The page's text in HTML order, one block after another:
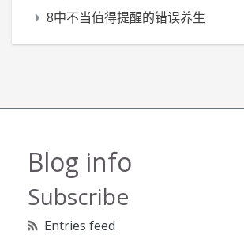
8中不当值得提醒的错误养生
Blog info
Subscribe
Entries feed